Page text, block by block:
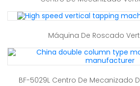
Máquina De Roscado
BF-5029L Centro De Mecanizado